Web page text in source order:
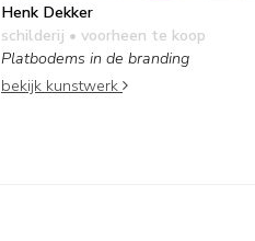
Henk Dekker
schilderij • voorheen te koop
Platbodems in de branding
bekijk kunstwerk